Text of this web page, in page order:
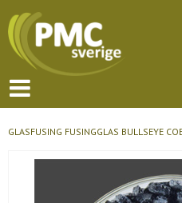
GLASFUSING FUSINGGLAS BULLSEYE